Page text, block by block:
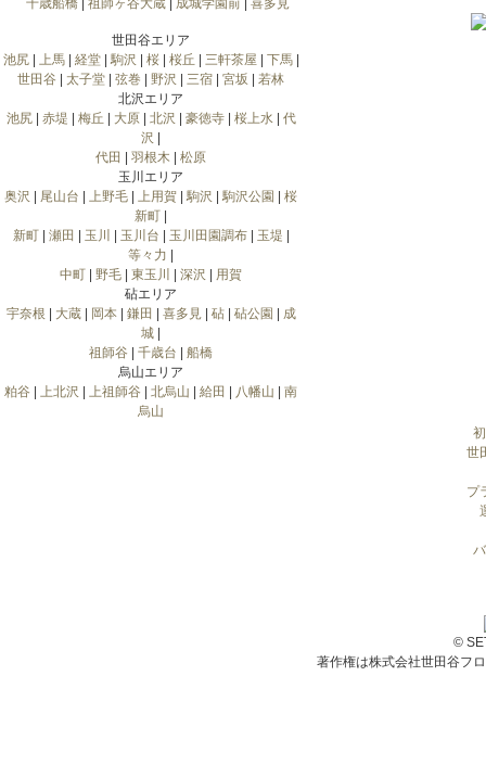
千歳船橋| 祖師ヶ谷大蔵| 成城学園前| 喜多見
世田谷エリア
池尻| 上馬| 経堂| 駒沢 桜| 桜丘 三軒茶屋 下馬|
世田谷
太子堂 弦巻 野沢 三宿 宮坂
若林
北沢エリア
池尻| 赤堤 梅丘 大原| 北沢 豪徳寺| 桜上水| 代
沢
代田
羽根木
松原
玉川エリア
奥沢
尾山台 上野毛 上用賀 駒沢 駒沢公園
桜
新町
新町| 瀬田 玉川 玉川台 玉川田園調布| 玉堤
等々力
中町
野毛 東玉川 深沢
用賀
砧エリア
宇奈根
大蔵| 岡本| 鎌田 喜多見| 砧| 砧公園
成
城
祖師谷
千歳台
船橋
烏山エリア
粕谷
上北沢 上祖師谷 北烏山 給田 八幡山
南
烏山
世
プ
©
著作権は株式会社世田谷フ